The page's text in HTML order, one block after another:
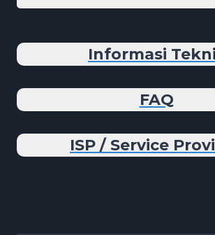
Informasi
FAQ
ISP / Service